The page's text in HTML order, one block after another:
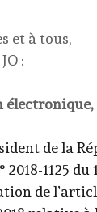
et à tous,
:
de la
1125 du
de